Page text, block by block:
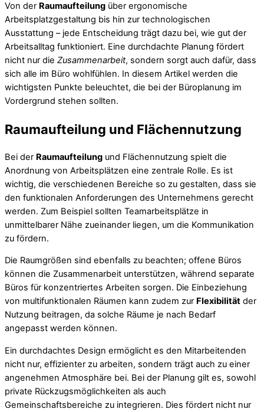
Von der Raumaufteilung über ergonomische
Arbeitsplatzgestaltung bis hin zur technologischen
Ausstattung – jede Entscheidung trägt dazu bei, wie gut der
Arbeitsalltag funktioniert. Eine durchdachte Planung fördert
nicht nur die Zusammenarbeit, sondern sorgt auch dafür, dass
sich alle im Büro wohlfühlen. In diesem Artikel werden die
wichtigsten Punkte beleuchtet, die bei der Büroplanung im
Vordergrund stehen sollten.
Raumaufteilung und Flächennutzung
Bei der Raumaufteilung und Flächennutzung spielt die
Anordnung von Arbeitsplätzen eine zentrale Rolle. Es ist
wichtig, die verschiedenen Bereiche so zu gestalten, dass sie
den funktionalen Anforderungen des Unternehmens gerecht
werden. Zum Beispiel sollten Teamarbeitsplätze in
unmittelbarer Nähe zueinander liegen, um die Kommunikation
zu fördern.
Die Raumgrößen sind ebenfalls zu beachten; offene Büros
können die Zusammenarbeit unterstützen, während separate
Büros für konzentriertes Arbeiten sorgen. Die Einbeziehung
von multifunktionalen Räumen kann zudem zur Flexibilität der
Nutzung beitragen, da solche Räume je nach Bedarf
angepasst werden können.
Ein durchdachtes Design ermöglicht es den Mitarbeitenden
nicht nur, effizienter zu arbeiten, sondern trägt auch zu einer
angenehmen Atmosphäre bei. Bei der Planung gilt es, sowohl
private Rückzugsmöglichkeiten als auch
Gemeinschaftsbereiche zu integrieren. Dies fördert nicht nur